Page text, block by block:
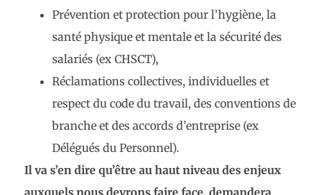
Prévention et protection pour l’hygiène, la
santé physique et mentale et la sécurité des
salariés (ex CHSCT),
Réclamations collectives, individuelles et
respect du code du travail, des conventions de
branche et des accords d’entreprise (ex
Délégués du Personnel).
Il va s’en dire qu’être au haut niveau des enjeux
auxquels nous devrons faire face, demandera